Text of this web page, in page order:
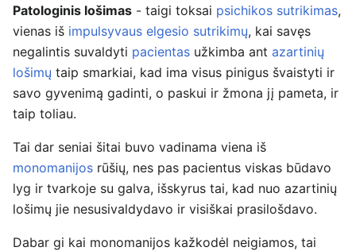
Patologinis lošimas - taigi toksai psichikos sutrikimas,
vienas iš impulsyvaus elgesio sutrikimų, kai savęs
negalintis suvaldyti pacientas užkimba ant azartinių
lošimų taip smarkiai, kad ima visus pinigus švaistyti ir
savo gyvenimą gadinti, o paskui ir žmona jį pameta, ir
taip toliau.
Tai dar seniai šitai buvo vadinama viena iš
monomanijos rūšių, nes pas pacientus viskas būdavo
lyg ir tvarkoje su galva, išskyrus tai, kad nuo azartinių
lošimų jie nesusivaldydavo ir visiškai prasilošdavo.
Dabar gi kai monomanijos kažkodėl neigiamos, tai